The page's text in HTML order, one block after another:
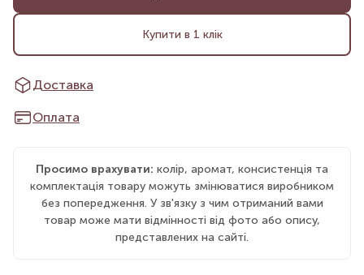
Купити в 1 клік
Доставка
Оплата
Просимо врахувати: колір, аромат, консистенція та
комплектація товару можуть змінюватися виробником
без попередження. У зв'язку з чим отриманий вами
товар може мати відмінності від фото або опису,
представлених на сайті.